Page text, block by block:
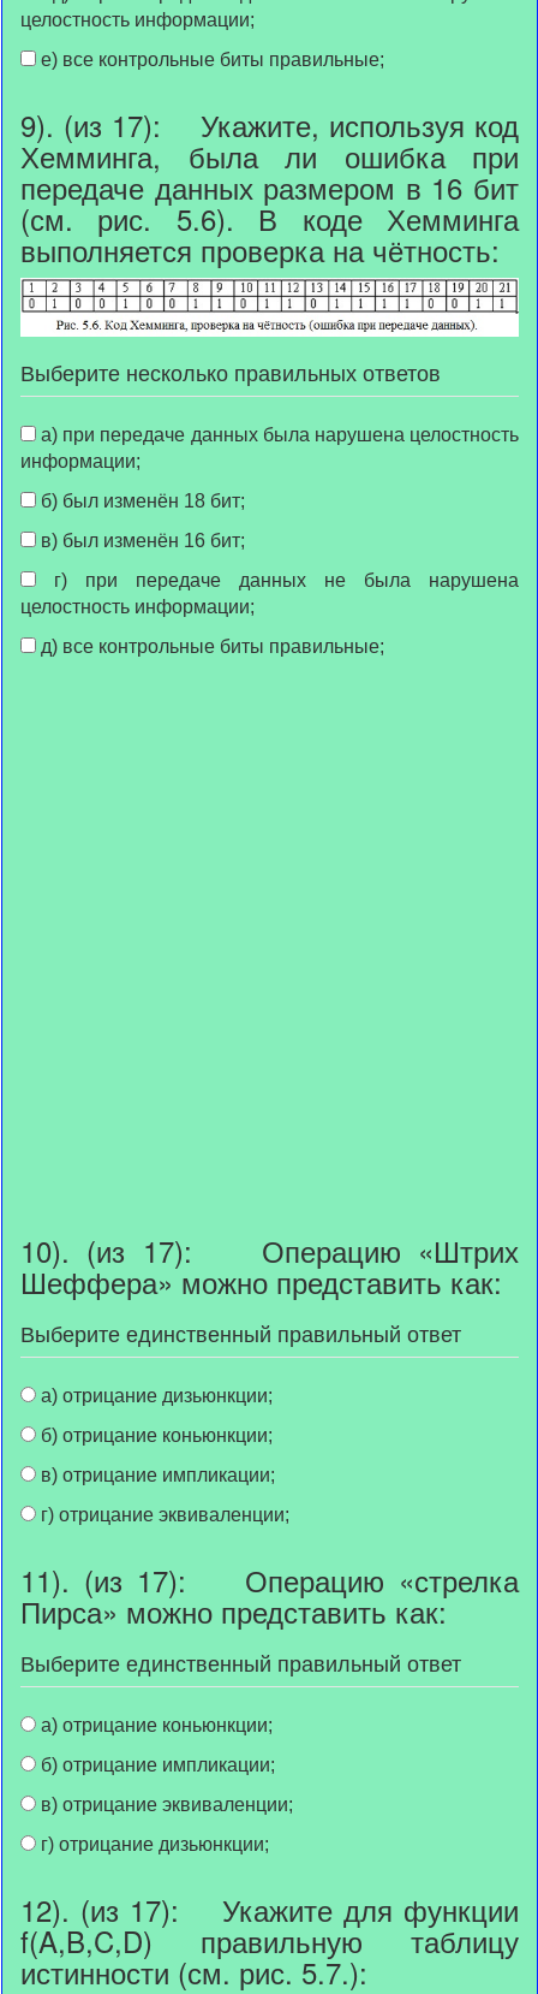
целостность информации;
е) все контрольные биты правильные;
9). (из 17): Укажите, используя код
Хемминга, была ли ошибка при
передаче данных размером в 16 бит
(см. рис. 5.6). В коде Хемминга
выполняется проверка на чётность:
Выберите несколько правильных ответов
информации;
б) был изменён 18 бит;
в) был изменён 16 бит;
целостность информации;
д) все контрольные биты правильные;
10). (из 17): Операцию «Штрих
Шеффера» можно представить как:
Выберите единственный правильный ответ
а) отрицание дизьюнкции;
б) отрицание коньюнкции;
в) отрицание импликации;
г) отрицание эквиваленции;
11). (из 17): Операцию «стрелка
Пирса» можно представить как:
Выберите единственный правильный ответ
а) отрицание коньюнкции;
б) отрицание импликации;
в) отрицание эквиваленции;
г) отрицание дизьюнкции;
12). (из 17): Укажите для функции
f(A,B,C,D) правильную таблицу
истинности (см. рис. 5.7.):